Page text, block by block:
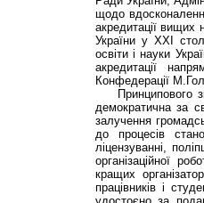
щодо
акредитації вищих
України у XXI
освіти і науки
акредитації
Конфедерації
Принципового
демократична за
залучення
до процесів
ліцензуванні,
організаційної
кращих
працівників і